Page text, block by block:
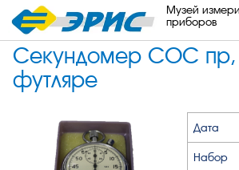
Музей
приборов
Секундомер СОС пр,
футляре
Дата
Набор